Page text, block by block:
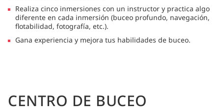
Realiza cinco inmersiones con un instructor y practica algo
diferente en cada inmersión (buceo profundo, navegación,
flotabilidad, fotografía, etc.).
Gana experiencia y mejora tus habilidades de buceo.
CENTRO DE BUCEO